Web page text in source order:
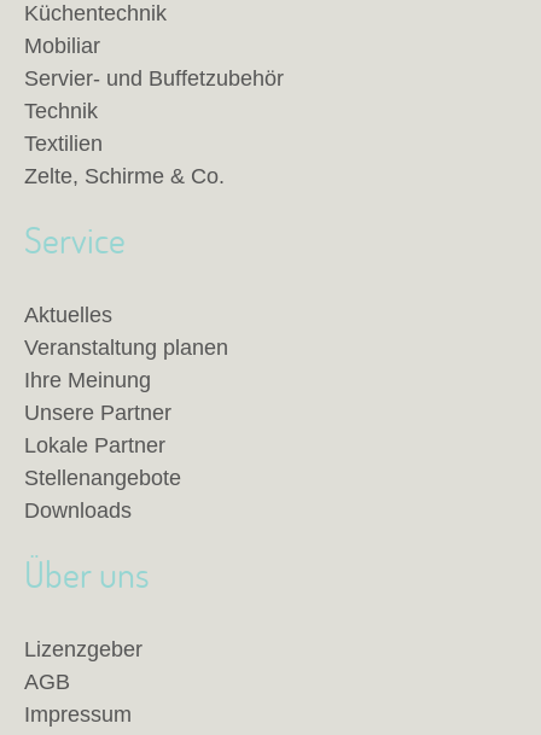
Küchentechnik
Mobiliar
Servier- und Buffetzubehör
Technik
Textilien
Zelte, Schirme & Co.
Service
Aktuelles
Veranstaltung planen
Ihre Meinung
Unsere Partner
Lokale Partner
Stellenangebote
Downloads
Über uns
Lizenzgeber
AGB
Impressum